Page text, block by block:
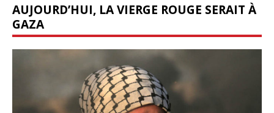
AUJOURD’HUI, LA VIERGE ROUGE SERAIT À
GAZA